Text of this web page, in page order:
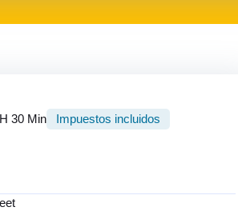
30 Min
Impuestos incluidos